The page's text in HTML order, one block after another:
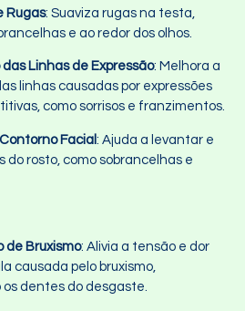
Rugas: Suaviza rugas na testa,
e ao redor dos olhos.
Linhas de Expressão: Melhora a
linhas causadas por expressões
como sorrisos e franzimentos.
Facial : Ajuda a levantar e
do rosto, como sobrancelhas e
de Bruxismo: Alivia a tensão e dor
causada pelo bruxismo,
dentes do desgaste.